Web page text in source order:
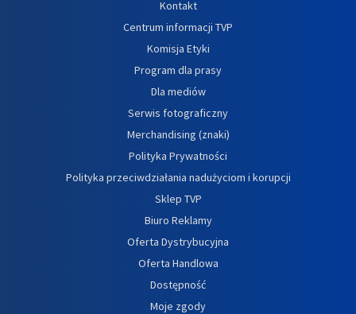
Kontakt
Centrum informacji TVP
Komisja Etyki
Program dla prasy
Dla mediów
Serwis fotograficzny
Merchandising (znaki)
Polityka Prywatności
Polityka przeciwdziałania nadużyciom i korupcji
Sklep TVP
Biuro Reklamy
Oferta Dystrybucyjna
Oferta Handlowa
Dostępność
Moje zgody